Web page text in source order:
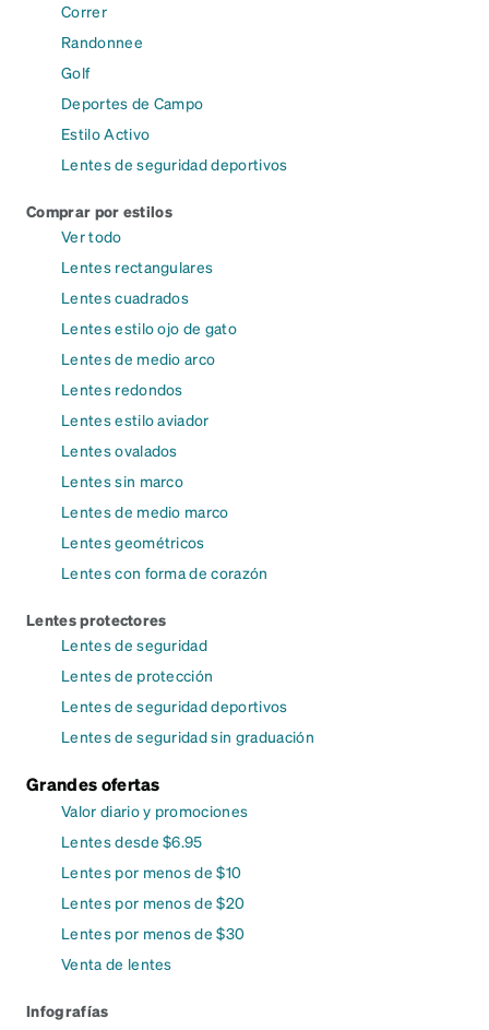
Correr
Randonnee
Golf
Deportes de Campo
Estilo Activo
Lentes de seguridad deportivos
Comprar por estilos
Ver todo
Lentes rectangulares
Lentes cuadrados
Lentes estilo ojo de gato
Lentes de medio arco
Lentes redondos
Lentes estilo aviador
Lentes ovalados
Lentes sin marco
Lentes de medio marco
Lentes geométricos
Lentes con forma de corazón
Lentes protectores
Lentes de seguridad
Lentes de protección
Lentes de seguridad deportivos
Lentes de seguridad sin graduación
Grandes ofertas
Valor diario y promociones
Lentes desde $6.95
Lentes por menos de $10
Lentes por menos de $20
Lentes por menos de $30
Venta de lentes
Infografías